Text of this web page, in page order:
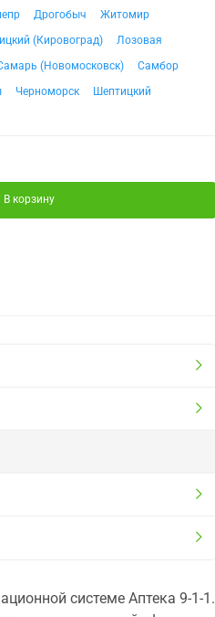
Дрогобыч
Житомир
(Кировоград)
Лозовая
(Новомосковск)
Самбор
Черноморск Шептицкий
В корзину
системе Аптека 9-1-1.